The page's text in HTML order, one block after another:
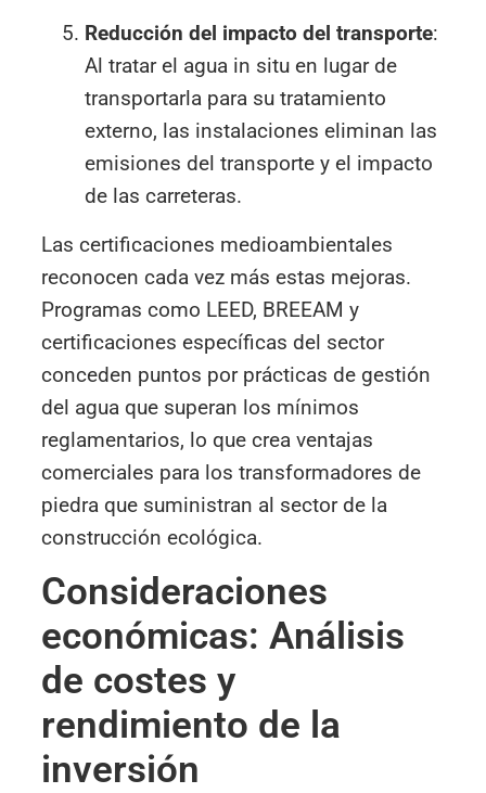
Reducción del impacto del transporte:
Al tratar el agua in situ en lugar de
transportarla para su tratamiento
externo, las instalaciones eliminan las
emisiones del transporte y el impacto
de las carreteras.
Las certificaciones medioambientales
reconocen cada vez más estas mejoras.
Programas como LEED, BREEAM y
certificaciones específicas del sector
conceden puntos por prácticas de gestión
del agua que superan los mínimos
reglamentarios, lo que crea ventajas
comerciales para los transformadores de
piedra que suministran al sector de la
construcción ecológica.
Consideraciones
económicas: Análisis
de costes y
rendimiento de la
inversión